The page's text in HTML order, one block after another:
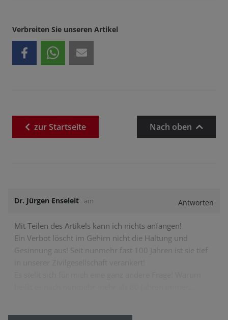
Verbreiten Sie unseren Artikel
zurStartseite Nach oben
Dr. Jürgen Enseleit am Antworten
Mit Teilen des Artikels kann ich nichts anfangen!
Ein Verbot löscht im Gehirn nicht die Haltung und
Gesinnung aus! Seit nunmehr fast 100 Jahren ist sie tief